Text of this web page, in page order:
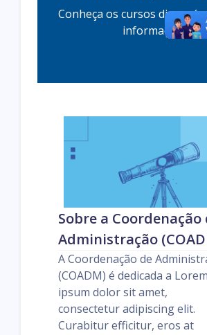
Conheça os cursos
informações
Sobre a Coordenação
Administração
A Coordenação de
(COADM) é dedicada a Lorem
ipsum dolor sit amet,
consectetur adipiscing elit.
Curabitur efficitur, eros at